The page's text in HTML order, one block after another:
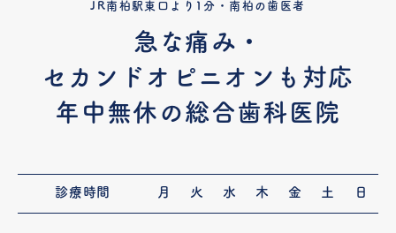
JR南柏駅東口より1分・南柏の歯医者
急な痛み・
セカンドオピニオンも対応
年中無休の総合歯科医院
診療時間 月 火 水 木 金 土 日